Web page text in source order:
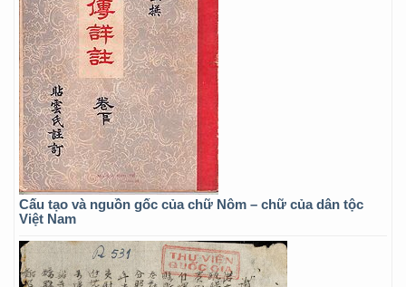
Cấu tạo và nguồn gốc của chữ Nôm – chữ của dân tộc
Việt Nam